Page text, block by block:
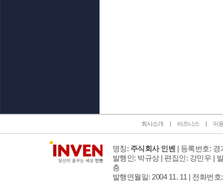
회사소개 비즈니스 이
명칭: 주식회사 인벤 | 등록번호: 경
발행인: 박규상 | 편집인: 강민우 |
층
발행연월일: 2004 11. 11 | 전화번호